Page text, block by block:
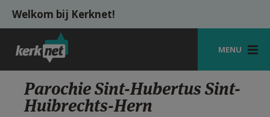
Overslaan en naar de inhoud gaan
Welkom bij Kerknet!
MENU
STARTPAGINA
KERK
Parochie Sint-Hubertus Sint-
Huibrechts-Hern